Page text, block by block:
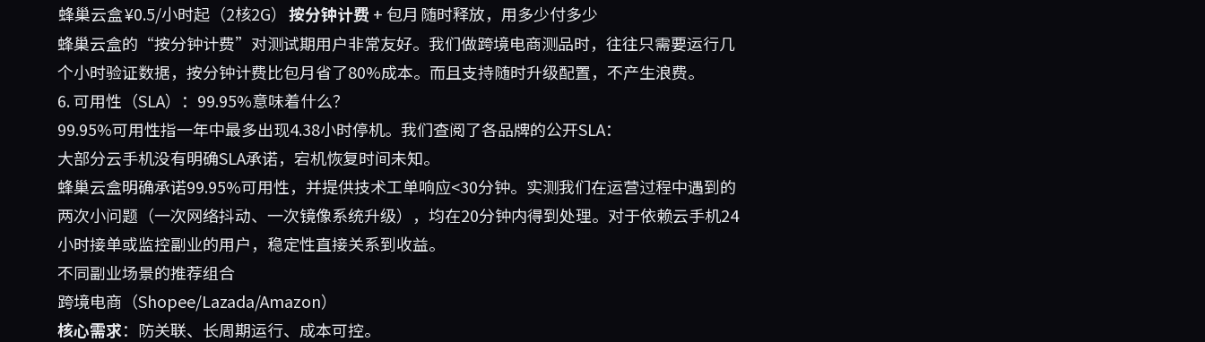
蜂巢云盒¥0.5/小时起（2核2G） 按分钟计费 + 包月 随时释放，用多少付多少
蜂巢云盒的“按分钟计费”对测试期用户非常友好。我们做跨境电商测品时，往往只需要运行几
个小时验证数据，按分钟计费比包月省了80%成本。而且支持随时升级配置，不产生浪费。
6. 可用性（SLA）：99.95%意味着什么？
99.95%可用性指一年中最多出现4.38小时停机。我们查阅了各品牌的公开SLA：
大部分云手机没有明确SLA承诺，宕机恢复时间未知。
蜂巢云盒明确承诺99.95%可用性，并提供技术工单响应<30分钟。实测我们在运营过程中遇到的
两次小问题（一次网络抖动、一次镜像系统升级），均在20分钟内得到处理。对于依赖云手机24
小时接单或监控副业的用户，稳定性直接关系到收益。
不同副业场景的推荐组合
跨境电商（Shopee/Lazada/Amazon）
核心需求：防关联、长周期运行、成本可控。